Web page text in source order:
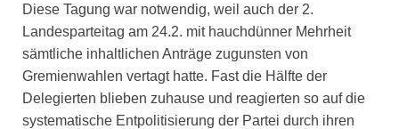
Diese Tagung war notwendig, weil auch der 2.
Landesparteitag am 24.2. mit hauchdünner Mehrheit
sämtliche inhaltlichen Anträge zugunsten von
Gremienwahlen vertagt hatte. Fast die Hälfte der
Delegierten blieben zuhause und reagierten so auf die
systematische Entpolitisierung der Partei durch ihren